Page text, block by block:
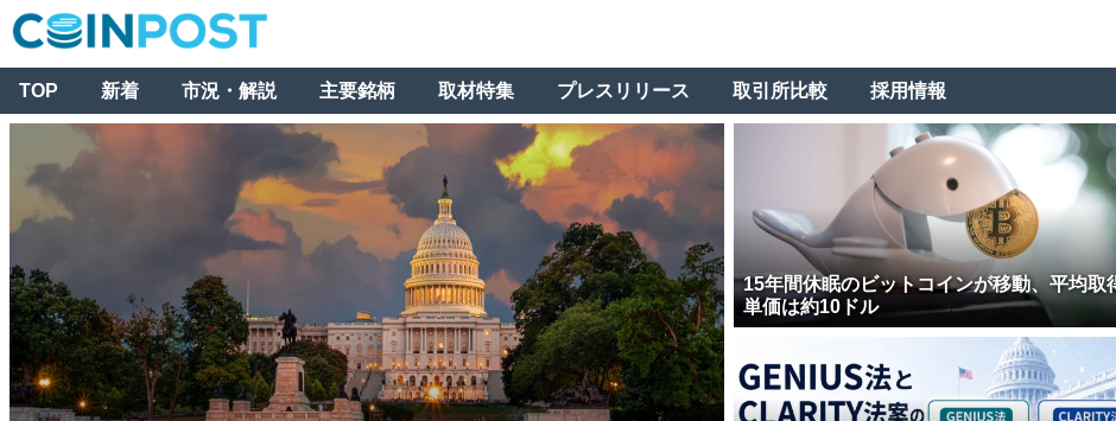
TOP 新着 市況・解説 主要銘柄 取材特集 プレスリリース 取引所比較 採用情報
15年間休眠のビットコインが移動、平均取
単価は約10ドル